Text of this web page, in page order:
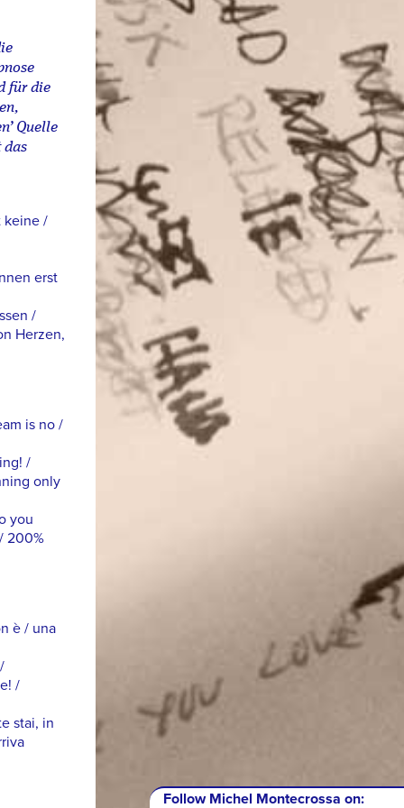
für die
Quelle
das
keine /
erst
/
Herzen,
is no /
/
only
you
200%
è / una
/
stai, in
Follow Michel Montecrossa on: